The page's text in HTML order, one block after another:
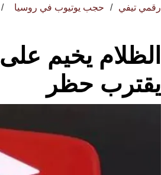
رقمي تيفي حجب يوتيوب في روسيا
الظلام يخيم
يقترب حظر